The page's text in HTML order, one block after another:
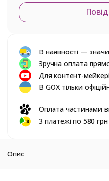
В наявності —
Зручна оплата
Для контент-
В GOX тільки
Оплата частинами
3 платежі по 580 грн
Опис